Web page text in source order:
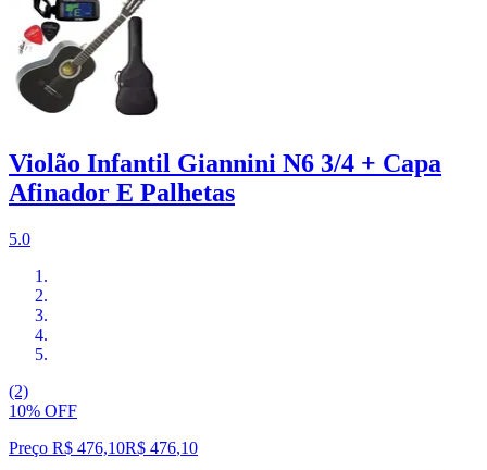
Violão Infantil Giannini N6 3/4 + Capa
Afinador E Palhetas
5.0
(2)
10% OFF
Preço R$ 476,10R$ 476,10